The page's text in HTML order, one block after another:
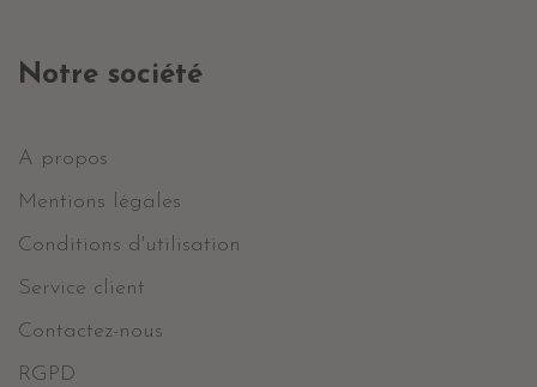
Notre société
A propos
Mentions légales
Conditions d'utilisation
Service client
Contactez-nous
RGPD